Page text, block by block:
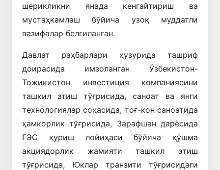
шерикликни янада кенгайтириш ва
мустаҳкамлаш бўйича узоқ муддатли
вазифалар белгиланган.
Давлат раҳбарлари ҳузурида ташриф
доирасида имзоланган Ўзбекистон-
Тожикистон инвестиция компаниясини
ташкил этиш тўғрисида, саноат ва янги
технологиялар соҳасида, тоғ-кон саноатида
ҳамкорлик тўғрисида, Зарафшан дарёсида
ГЭС қуриш лойиҳаси бўйича қўшма
акциядорлик жамияти ташкил этиш
тўғрисида, Юклар транзити тўғрисидаги